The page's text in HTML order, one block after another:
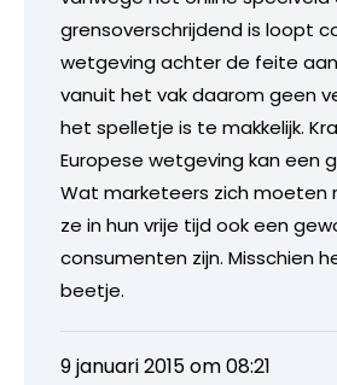
grensoverschrijdend is loopt
wetgeving achter de feite
vanuit het vak daarom geen
het spelletje is te makkelijk.
Europese wetgeving kan een
Wat marketeers zich moeten
ze in hun vrije tijd ook een
consumenten zijn. Misschien
beetje.
9 januari 2015 om 08:21